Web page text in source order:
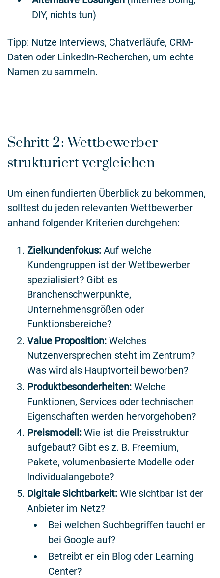
DIY, nichts tun)
Tipp: Nutze Interviews, Chatverläufe, CRM-
Daten oder LinkedIn-Recherchen, um echte
Namen zu sammeln.
Schritt 2: Wettbewerber
strukturiert vergleichen
Um einen fundierten Überblick zu bekommen,
solltest du jeden relevanten Wettbewerber
anhand folgender Kriterien durchgehen:
Zielkundenfokus: Auf welche
Kundengruppen ist der Wettbewerber
spezialisiert? Gibt es
Branchenschwerpunkte,
Unternehmensgrößen oder
Funktionsbereiche?
Value Proposition: Welches
Nutzenversprechen steht im Zentrum?
Was wird als Hauptvorteil beworben?
Produktbesonderheiten: Welche
Funktionen, Services oder technischen
Eigenschaften werden hervorgehoben?
Preismodell:Wie ist die Preisstruktur
aufgebaut? Gibt es z. B. Freemium,
Pakete, volumenbasierte Modelle oder
Individualangebote?
Digitale Sichtbarkeit: Wie sichtbar ist der
Anbieter im Netz?
Bei welchen Suchbegriffen taucht er
bei Google auf?
Betreibt er ein Blog oder Learning
Center?